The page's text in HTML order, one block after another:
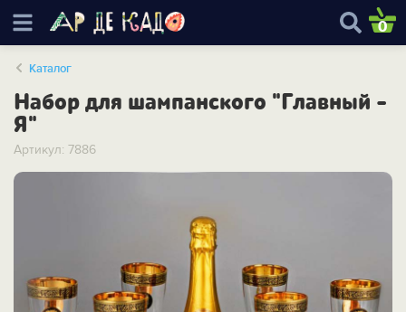
0
Каталог
Набор для шампанского "Главный -
Я"
Артикул: 7886